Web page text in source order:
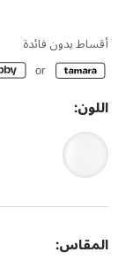
أقساط بدون فائدة
اللون:
المقاس: